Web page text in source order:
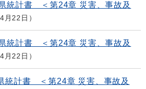
統計書 ＜第24章 災害、事故及
月22日
統計書 ＜第24章 災害、事故及
月22日
統計書 ＜第24章 災害、事故及